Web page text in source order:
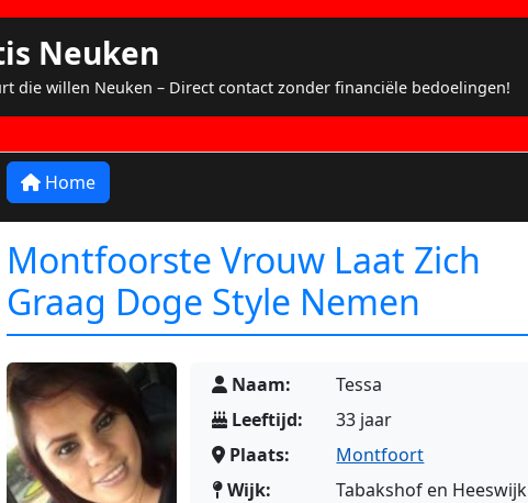
Neuken
die willen Neuken – Direct contact zonder financiële bedoelingen!
Home
Montfoorste Vrouw Laat Zich
Graag Doge Style Nemen
Naam:
Tessa
Leeftijd:
33 jaar
Plaats:
Montfoort
Wijk:
Tabakshof en Heeswijk